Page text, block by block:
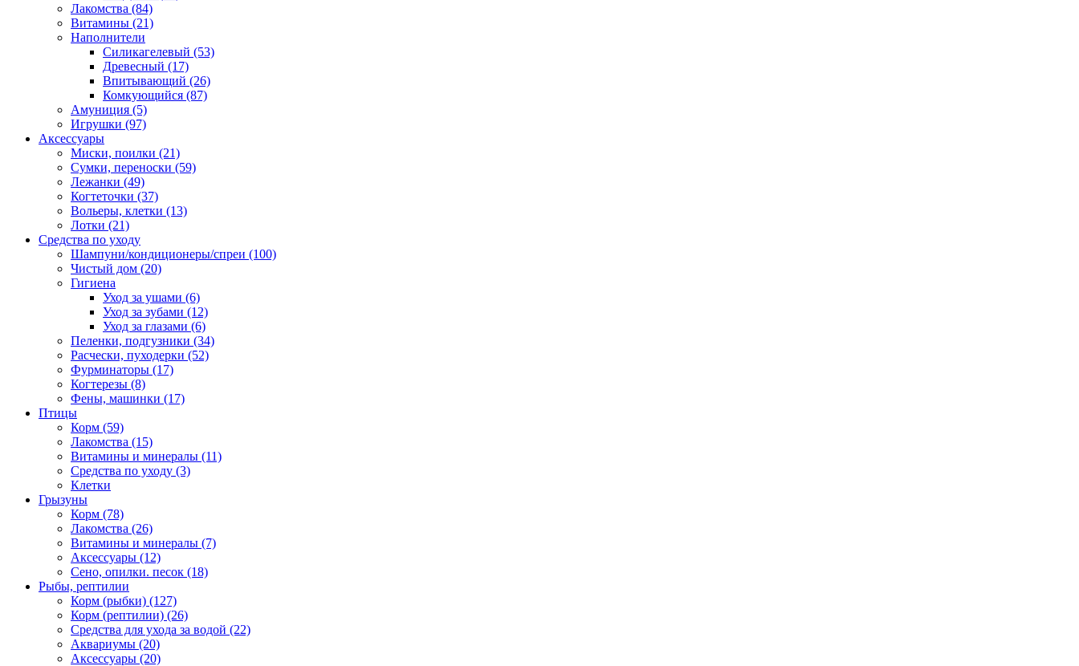
Лакомства (84)
Витамины (21)
Наполнители
Силикагелевый (53)
Древесный (17)
Впитывающий (26)
Комкующийся (87)
Амуниция (5)
Игрушки (97)
Аксессуары
Миски, поилки (21)
Сумки, переноски (59)
Лежанки (49)
Когтеточки (37)
Вольеры, клетки (13)
Лотки (21)
Средства по уходу
Шампуни/кондиционеры/спреи (100)
Чистый дом (20)
Гигиена
Уход за ушами (6)
Уход за зубами (12)
Уход за глазами (6)
Пеленки, подгузники (34)
Расчески, пуходерки (52)
Фурминаторы (17)
Когтерезы (8)
Фены, машинки (17)
Птицы
Корм (59)
Лакомства (15)
Витамины и минералы (11)
Средства по уходу (3)
Клетки
Грызуны
Корм (78)
Лакомства (26)
Витамины и минералы (7)
Аксессуары (12)
Сено, опилки. песок (18)
Рыбы, рептилии
Корм (рыбки) (127)
Корм (рептилии) (26)
Средства для ухода за водой (22)
Аквариумы (20)
Аксессуары (20)